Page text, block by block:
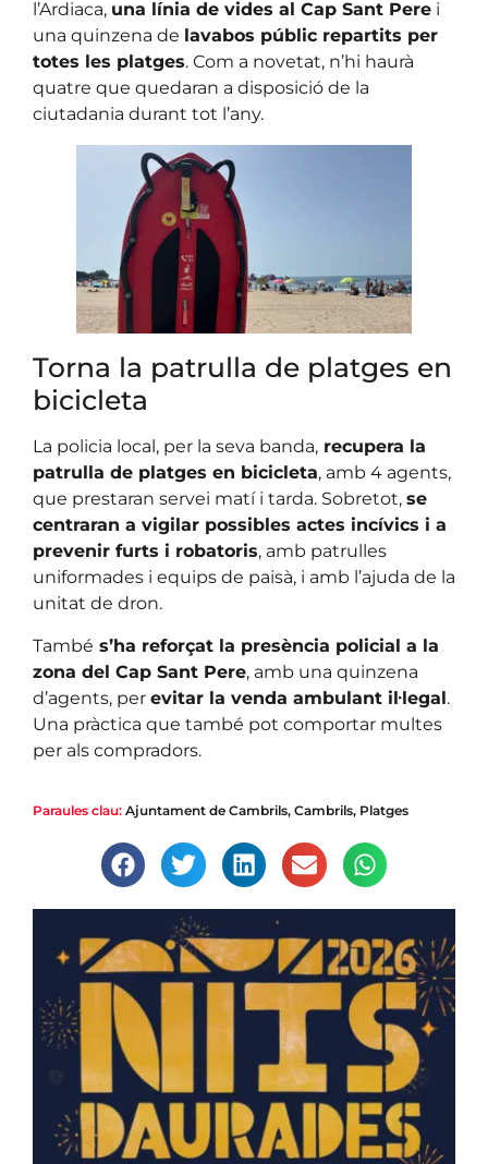
l’Ardiaca, una línia de vides al Cap Sant Pere i
una quinzena de lavabos públic repartits per
totes les platges. Com a novetat, n’hi haurà
quatre que quedaran a disposició de la
ciutadania durant tot l’any.
Torna la patrulla de platges en
bicicleta
La policia local, per la seva banda, recupera la
patrulla de platges en bicicleta, amb 4 agents,
que prestaran servei matí i tarda. Sobretot, se
centraran a vigilar possibles actes incívics i a
prevenir furts i robatoris, amb patrulles
uniformades i equips de paisà, i amb l’ajuda de la
unitat de dron.
També s’ha reforçat la presència policial a la
zona del Cap Sant Pere, amb una quinzena
d’agents, per evitar la venda ambulant il·legal.
Una pràctica que també pot comportar multes
per als compradors.
Paraules clau: Ajuntament de Cambrils, Cambrils, Platges